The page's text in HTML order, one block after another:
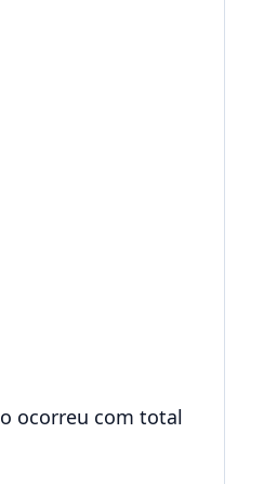
ocorreu com total